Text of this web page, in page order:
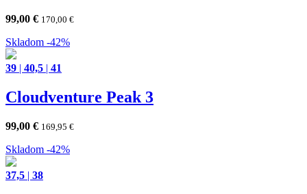
99,00 € 170,00 €
Skladom -42%
39 | 40,5 | 41
Cloudventure Peak 3
99,00 € 169,95 €
Skladom -42%
37,5 | 38